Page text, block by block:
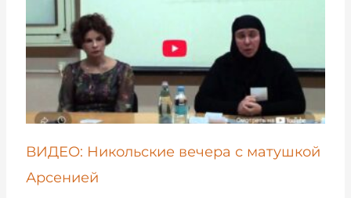
ВИДЕО: Никольские вечера с матушкой
Арсенией